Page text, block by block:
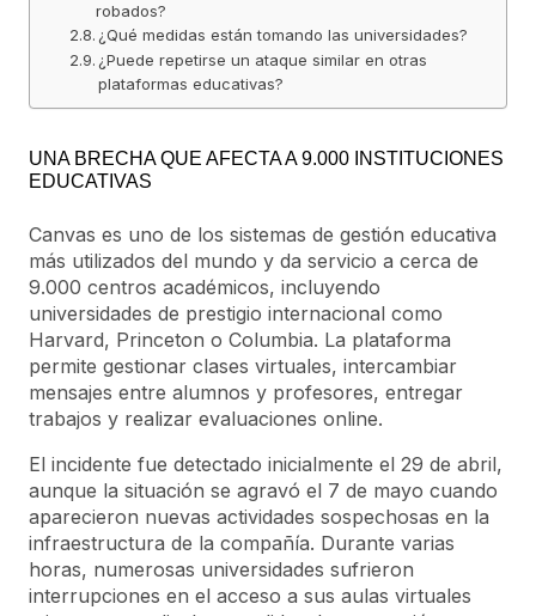
robados?
¿Qué medidas están tomando las universidades?
¿Puede repetirse un ataque similar en otras
plataformas educativas?
UNA BRECHA QUE AFECTA A 9.000 INSTITUCIONES
EDUCATIVAS
Canvas es uno de los sistemas de gestión educativa
más utilizados del mundo y da servicio a cerca de
9.000 centros académicos, incluyendo
universidades de prestigio internacional como
Harvard, Princeton o Columbia. La plataforma
permite gestionar clases virtuales, intercambiar
mensajes entre alumnos y profesores, entregar
trabajos y realizar evaluaciones online.
El incidente fue detectado inicialmente el 29 de abril,
aunque la situación se agravó el 7 de mayo cuando
aparecieron nuevas actividades sospechosas en la
infraestructura de la compañía. Durante varias
horas, numerosas universidades sufrieron
interrupciones en el acceso a sus aulas virtuales